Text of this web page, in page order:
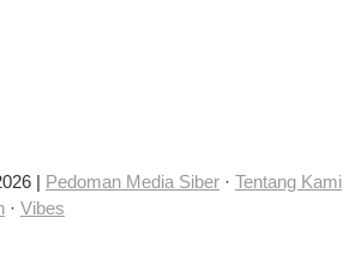
| Pedoman Media Siber · Tentang Kami
· Vibes